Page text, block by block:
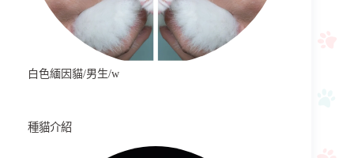
白色緬因貓/男生/w
種貓介紹